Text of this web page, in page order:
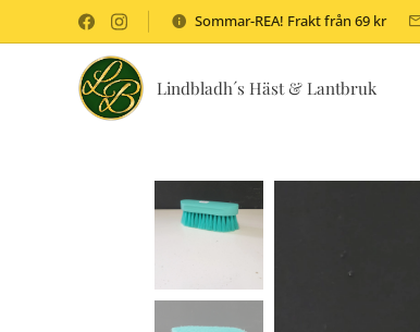
Sommar-REA! Frakt från 69 kr
Lindbladh´s Häst & Lantbruk